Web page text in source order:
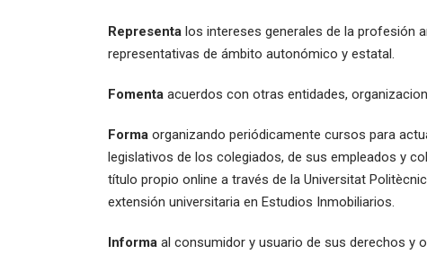
Representalos intereses generales de la profesión
representativas de ámbito autonómico y estatal.
Fomentaacuerdos con otras entidades,
Formaorganizando periódicamente cursos para
legislativos de los colegiados, de sus empleados y
título propio online a través de la Universitat
extensión universitaria en Estudios Inmobiliarios.
Informaal consumidor y usuario de sus derechos y